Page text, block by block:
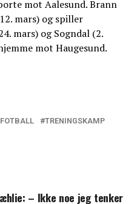
mot Aalesund. Brann
mars) og spiller
mars) og Sogndal (2.
mot Haugesund.
FOTBALL
TRENINGSKAMP
– Ikke noe jeg tenker